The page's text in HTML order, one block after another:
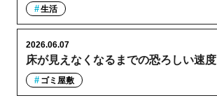
生活
床が見えなくなるまでの恐ろしい速度
2026.06.07
ゴミ屋敷